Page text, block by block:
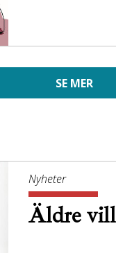
SE MER
Nyheter
Äldre vill